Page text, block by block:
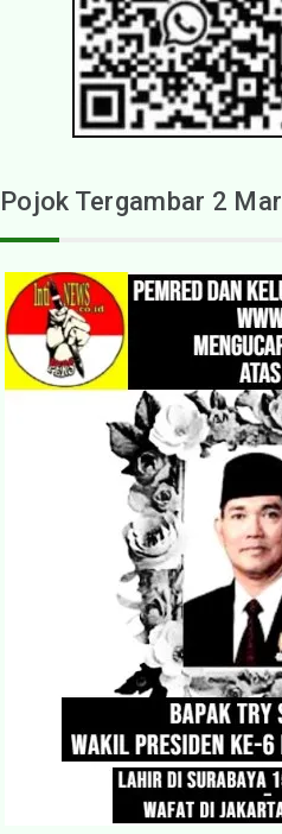
Pojok Tergambar 2